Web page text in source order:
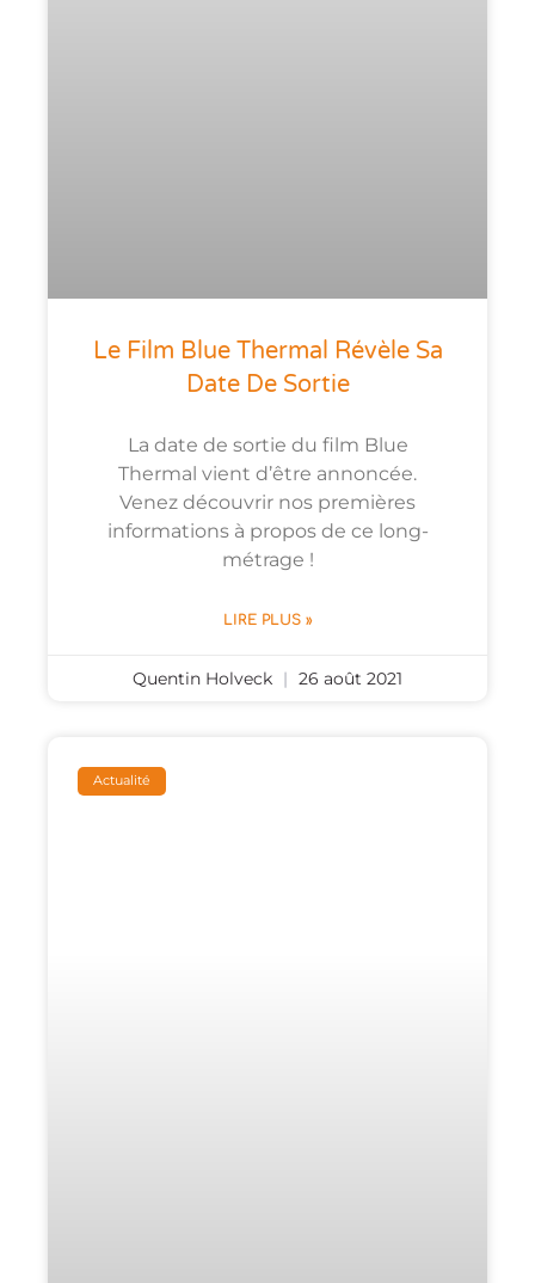
Le Film Blue Thermal Révèle Sa
Date De Sortie
La date de sortie du film Blue
Thermal vient d’être annoncée.
Venez découvrir nos premières
informations à propos de ce long-
métrage !
LIRE PLUS »
Quentin Holveck 26 août 2021
Actualité